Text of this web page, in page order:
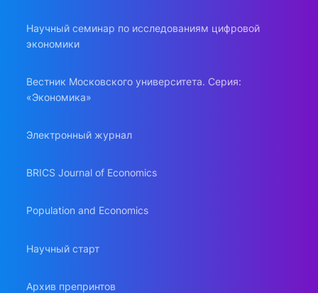
Научный семинар по исследованиям цифровой
экономики
Вестник Московского университета. Серия:
«Экономика»
Электронный журнал
BRICS Journal of Economics
Population and Economics
Научный старт
Архив препринтов